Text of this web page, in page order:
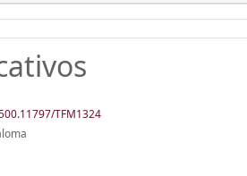
TFM1324